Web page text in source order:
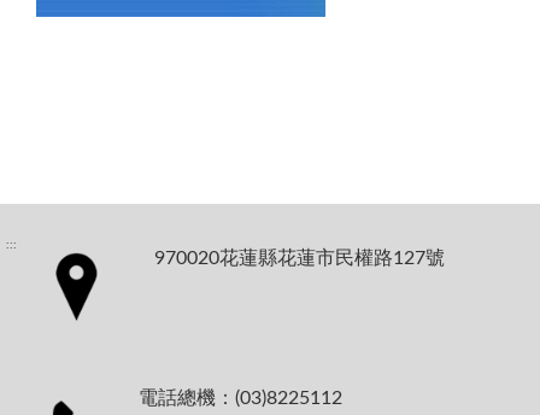
:::
970020花蓮縣花蓮市民權路127號
電話總機：(03)8225112